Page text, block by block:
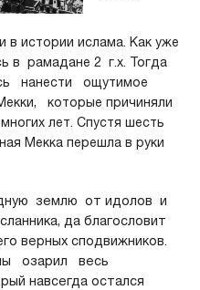
истории ислама. Как уже
в рамадане 2 г.х. Тогда
нанести ощутимое
которые причиняли
лет. Спустя шесть
Мекка перешла в руки
землю от идолов и
да благословит
верных сподвижников.
озарил весь
навсегда остался